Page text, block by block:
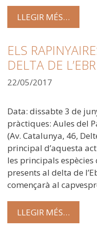
LLEGIR MÉS…
ELS
DELTA DE
22/05/2017
Data: dissabte 3 de
pràctiques: Aules del
(Av. Catalunya, 46,
principal d’aquesta
les principals
presents al delta de
començarà al
LLEGIR MÉS…